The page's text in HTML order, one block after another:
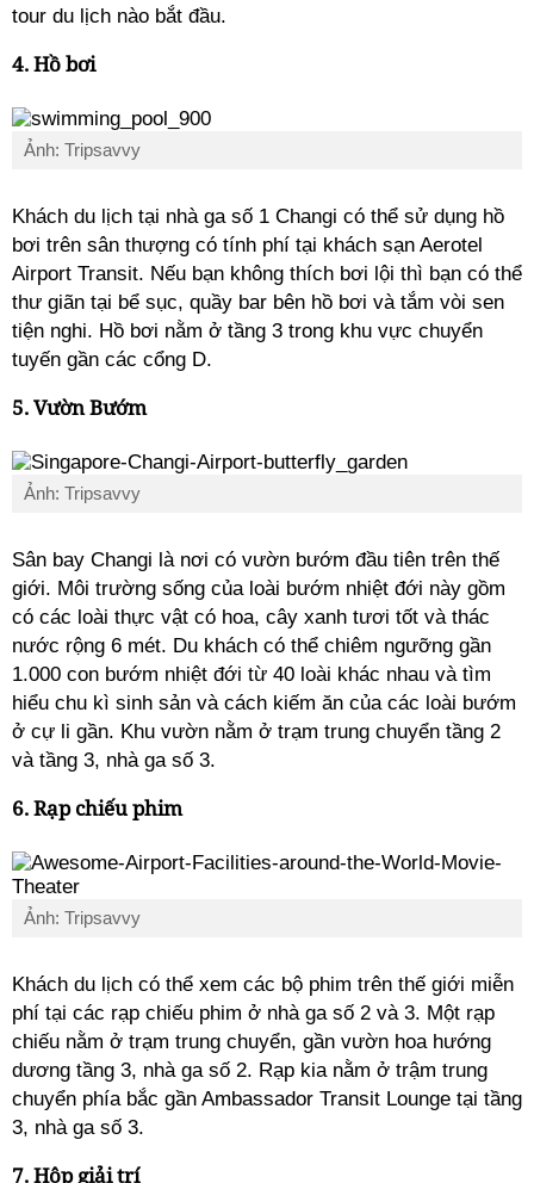
tour du lịch nào bắt đầu.
4. Hồ bơi
Ảnh: Tripsavvy
Khách du lịch tại nhà ga số 1 Changi có thể sử dụng hồ
bơi trên sân thượng có tính phí tại khách sạn Aerotel
Airport Transit. Nếu bạn không thích bơi lội thì bạn có thể
thư giãn tại bể sục, quầy bar bên hồ bơi và tắm vòi sen
tiện nghi. Hồ bơi nằm ở tầng 3 trong khu vực chuyển
tuyến gần các cổng D.
5. Vườn Bướm
Ảnh: Tripsavvy
Sân bay Changi là nơi có vườn bướm đầu tiên trên thế
giới. Môi trường sống của loài bướm nhiệt đới này gồm
có các loài thực vật có hoa, cây xanh tươi tốt và thác
nước rộng 6 mét. Du khách có thể chiêm ngưỡng gần
1.000 con bướm nhiệt đới từ 40 loài khác nhau và tìm
hiểu chu kì sinh sản và cách kiếm ăn của các loài bướm
ở cự li gần. Khu vườn nằm ở trạm trung chuyển tầng 2
và tầng 3, nhà ga số 3.
6. Rạp chiếu phim
Ảnh: Tripsavvy
Khách du lịch có thể xem các bộ phim trên thế giới miễn
phí tại các rạp chiếu phim ở nhà ga số 2 và 3. Một rạp
chiếu nằm ở trạm trung chuyển, gần vườn hoa hướng
dương tầng 3, nhà ga số 2. Rạp kia nằm ở trậm trung
chuyển phía bắc gần Ambassador Transit Lounge tại tầng
3, nhà ga số 3.
7. Hộp giải trí